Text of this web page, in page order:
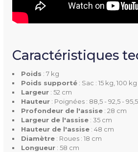
Caractéristiques
Poids : 7 kg
Poids supporté: Sac : 15 kg, 100 kg
Largeur: 52 cm
Hauteur: Poignées : 88,5 - 92,5 -
Profondeur de l'assise: 28 cm
Largeur de l'assise: 35 cm
Hauteur de l'assise: 48 cm
Diamètre: Roues : 18 cm
Longueur: 58 cm